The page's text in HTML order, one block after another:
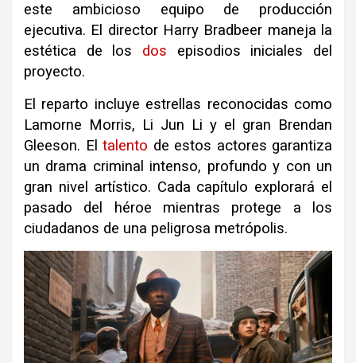
este ambicioso equipo de producción
ejecutiva. El director Harry Bradbeer maneja la
estética de los dos episodios iniciales del
proyecto.
El reparto incluye estrellas reconocidas como
Lamorne Morris, Li Jun Li y el gran Brendan
Gleeson. El talento de estos actores garantiza
un drama criminal intenso, profundo y con un
gran nivel artístico. Cada capítulo explorará el
pasado del héroe mientras protege a los
ciudadanos de una peligrosa metrópolis.